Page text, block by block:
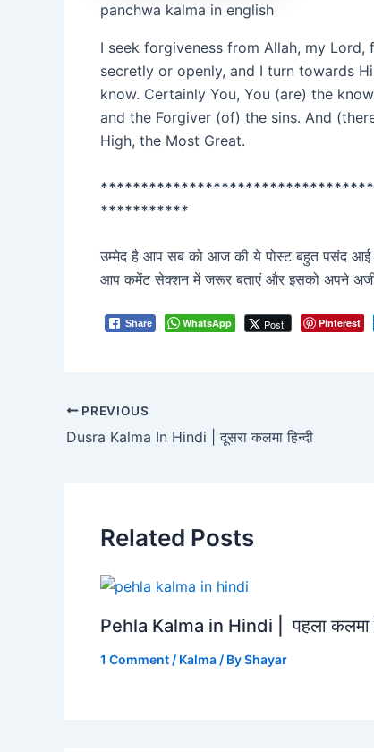
panchwa kalma in english
I seek forgiveness from Allah, my
secretly or openly, and I turn towards
know. Certainly You, You (are) the
and the Forgiver (of) the sins. And
High, the Most Great.
***********
उम्मेद है आप सब को आज की ये पोस्ट बहुत पसंद आई
आप कमेंट सेक्शन में जरूर बताएं और इसको अपने
Share WhatsApp Post Pinterest
Post
navigation
PREVIOUS
Dusra Kalma In Hindi | दूसरा कलमा हिन्दी
Related Posts
Pehla Kalma in Hindi | पहला कलमा
1 Comment / Kalma / ByShayar